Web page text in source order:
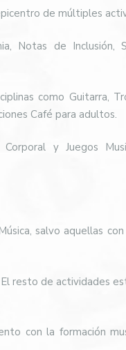
de múltiples
Notas de Inclusión,
como Guitarra,
Café para adultos.
y Juegos
salvo aquellas
resto de actividades
con la formación